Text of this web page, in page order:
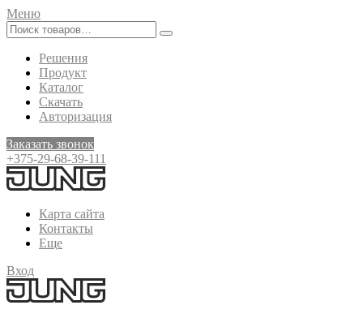
Меню
Решения
Продукт
Каталог
Скачать
Авторизация
Заказать звонок
+375-29-68-39-111
Карта сайта
Контакты
Еще
Вход